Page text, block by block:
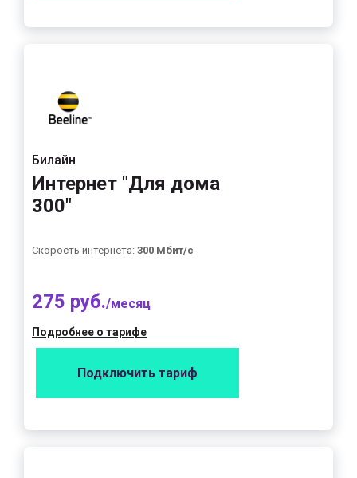
Билайн
Интернет "Для дома
300"
Скорость интернета: 300 Мбит/с
275 руб./месяц
Подробнее о тарифе
Подключить тариф